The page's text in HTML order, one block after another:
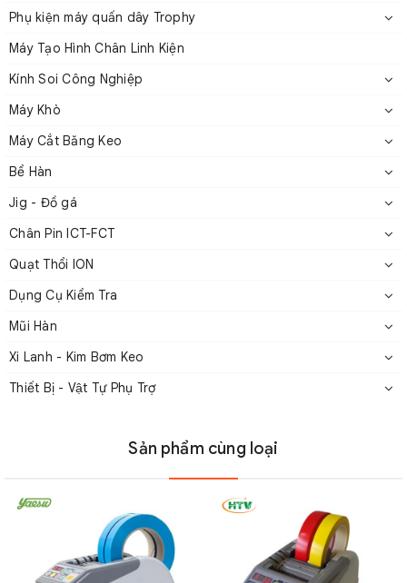
Phụ kiện máy quấn dây Trophy
Máy Tạo Hình Chân Linh Kiện
Kính Soi Công Nghiệp
Máy Khò
Máy Cắt Băng Keo
Bể Hàn
Jig - Đồ gá
Chân Pin ICT-FCT
Quạt Thổi ION
Dụng Cụ Kiểm Tra
Mũi Hàn
Xi Lanh - Kim Bơm Keo
Thiết Bị - Vật Tự Phụ Trợ
Sản phẩm cùng loại